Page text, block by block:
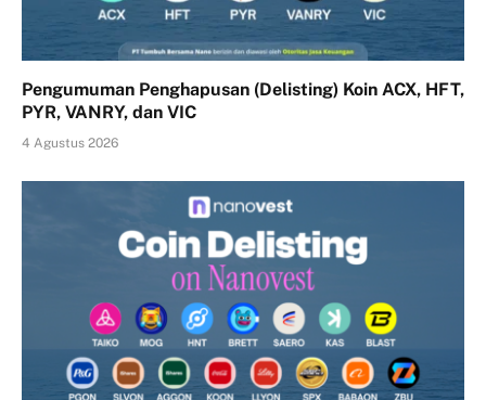
Pengumuman Penghapusan (Delisting) Koin ACX, HFT,
PYR, VANRY, dan VIC
4 Agustus 2026